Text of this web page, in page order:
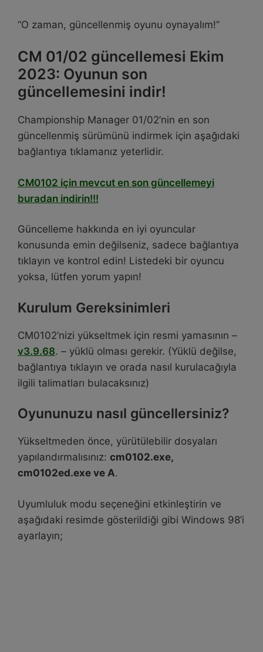
“O zaman, güncellenmiş oyunu oynayalım!”
CM 01/02 güncellemesi Ekim
2023: Oyunun son
güncellemesini indir!
Championship Manager 01/02’nin en son
güncellenmiş sürümünü indirmek için aşağıdaki
bağlantıya tıklamanız yeterlidir.
CM0102 için mevcut en son güncellemeyi
buradan indirin!!!
Güncelleme hakkında en iyi oyuncular
konusunda emin değilseniz, sadece bağlantıya
tıklayın ve kontrol edin! Listedeki bir oyuncu
yoksa, lütfen yorum yapın!
Kurulum Gereksinimleri
CM0102’nizi yükseltmek için resmi yamasının –
v3.9.68. – yüklü olması gerekir. (Yüklü değilse,
bağlantıya tıklayın ve orada nasıl kurulacağıyla
ilgili talimatları bulacaksınız)
Oyununuzu nasıl güncellersiniz?
Yükseltmeden önce, yürütülebilir dosyaları
yapılandırmalısınız: cm0102.exe,
cm0102ed.exe ve A.
Uyumluluk modu seçeneğini etkinleştirin ve
aşağıdaki resimde gösterildiği gibi Windows 98’i
ayarlayın;